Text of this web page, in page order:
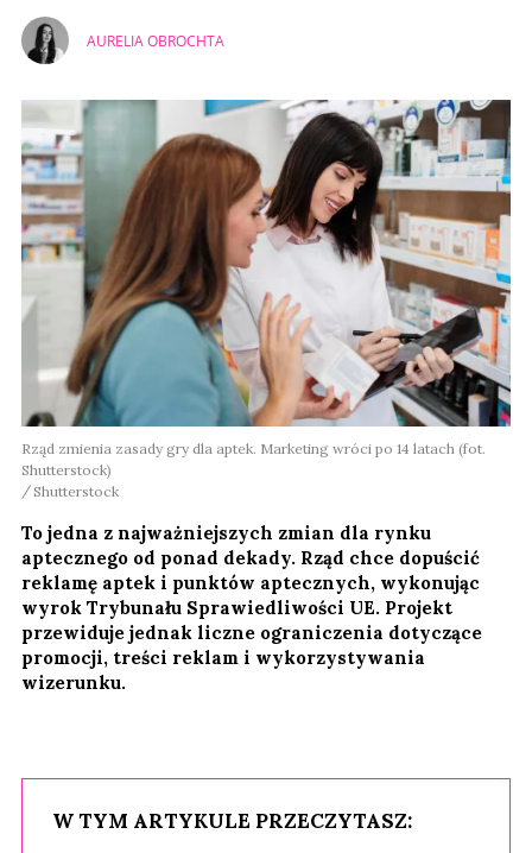
AURELIA OBROCHTA
Rząd zmienia zasady gry dla aptek. Marketing wróci po 14 latach (fot.
Shutterstock)
Shutterstock
To jedna z najważniejszych zmian dla rynku
aptecznego od ponad dekady. Rząd chce dopuścić
reklamę aptek i punktów aptecznych, wykonując
wyrok Trybunału Sprawiedliwości UE. Projekt
przewiduje jednak liczne ograniczenia dotyczące
promocji, treści reklam i wykorzystywania
wizerunku.
W TYM ARTYKULE PRZECZYTASZ: